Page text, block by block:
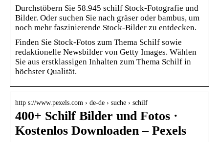
Durchstöbern Sie 58.945 schilf Stock-Fotografie und
Bilder. Oder suchen Sie nach gräser oder bambus, um
noch mehr faszinierende Stock-Bilder zu entdecken.
Finden Sie Stock-Fotos zum Thema Schilf sowie
redaktionelle Newsbilder von Getty Images. Wählen
Sie aus erstklassigen Inhalten zum Thema Schilf in
höchster Qualität.
http s://www.pexels.com › de-de › suche › schilf
400+ Schilf Bilder und Fotos ·
Kostenlos Downloaden – Pexels